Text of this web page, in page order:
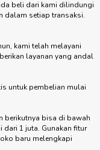
yang ingin memulai bisnis
kami menyediakan
harga yang
harga terbaik
yang lain, dan
yang paling bersahabat.
beli dari kami dilindungi
dalam setiap transaksi.